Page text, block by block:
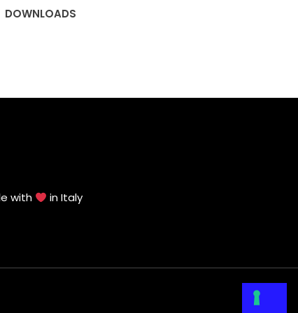
DOWNLOADS
with
in Italy